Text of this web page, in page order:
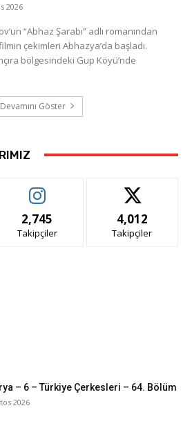
2026
“Abhaz Şarabı” adlı romanından
çekimleri Abhazya’da başladı.
bölgesindeki Gup Köyü’nde
Devamını Göster
2,745
Takipçiler
4,012
Takipçiler
– 6 – Türkiye Çerkesleri – 64. Bölüm
2026